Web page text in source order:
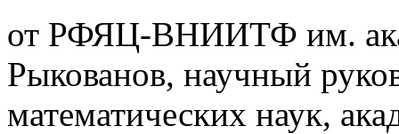
от РФЯЦ-ВНИИТФ им.
Рыкованов, научный
математических наук,